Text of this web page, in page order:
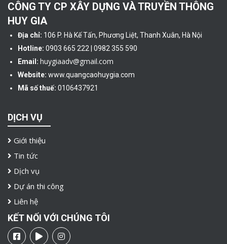
CÔNG TY CP XÂY DỰNG VÀ TRUYỀN THÔNG
HUY GIA
Địa chỉ: 106 P. Hà Kế Tấn, Phương Liệt, Thanh Xuân, Hà Nội
Hotline: 0903 665 222 | 0982 355 590
Email: huygiaadv@gmail.com
Website: www.quangcaohuygia.com
Mã số thuế: 0106437921
DỊCH VỤ
Giới thiệu
Tin tức
Dịch vụ
Dự án thi công
Liên hệ
KẾT NỐI VỚI CHÚNG TÔI